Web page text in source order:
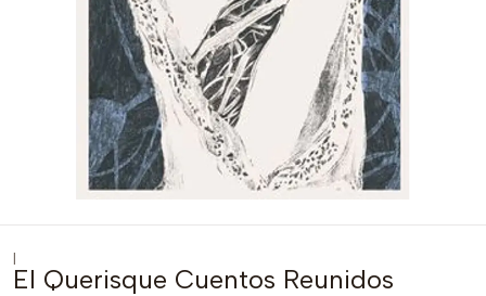
|
El Querisque Cuentos Reunidos